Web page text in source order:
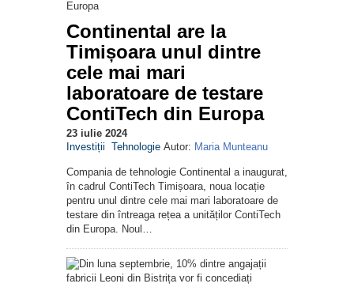
Continental are la
Timișoara unul dintre
cele mai mari
laboratoare de testare
ContiTech din Europa
23 iulie 2024
Investiții Tehnologie Autor: Maria Munteanu
Compania de tehnologie Continental a inaugurat,
în cadrul ContiTech Timișoara, noua locație
pentru unul dintre cele mai mari laboratoare de
testare din întreaga rețea a unităților ContiTech
din Europa. Noul…